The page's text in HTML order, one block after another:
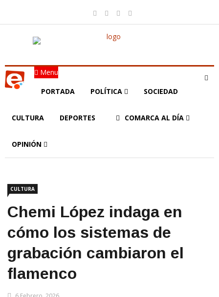
Menu
PORTADA POLÍTICA SOCIEDAD
CULTURA DEPORTES COMARCA AL DÍA
OPINIÓN
CULTURA
Chemi López indaga en
cómo los sistemas de
grabación cambiaron el
flamenco